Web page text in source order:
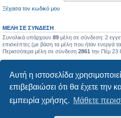
Αυτή η ιστοσελίδα
επιβεβαιώσει ότι θα έχετε την
εμπειρία χρήσης. Μάθετε
Ξέχασα τον κωδικό μου
ΜΈΛΗ ΣΕ ΣΎΝΔΕΣΗ
Συνολικά υπάρχουν 89 μέλη σε σύνδεση: 2
επισκέπτες (με βάση τα μέλη που ήταν ενεργά τα
Περισσότερα μέλη σε σύνδεση 2861 την Πέμ 23
Συνολικές δημοσιεύσεις17450• Σύνολο θεμάτων
μέλος μαςBlueHorizon
Ευρετήριο Δ. Συζήτησης
Δημιουργήθηκε απόphpBB®